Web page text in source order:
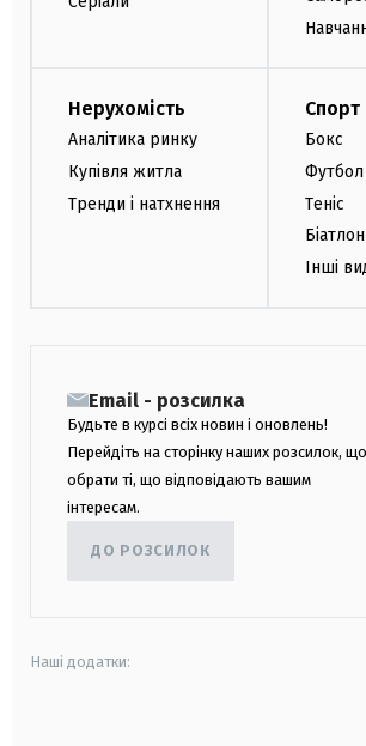
Нерухомість
Аналітика ринку
Купівля житла
Тренди і натхнення
Спорт
Бокс
Футбол
Теніс
Біатлон
Інші
Email - розсилка
Будьте в курсі всіх новин і оновлень!
Перейдіть на сторінку наших розсилок,
обрати ті, що відповідають вашим
інтересам.
ДО РОЗСИЛОК
Наші додатки: